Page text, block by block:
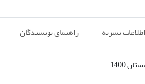
اطلاعات نشریه راهنمای نویسندگان